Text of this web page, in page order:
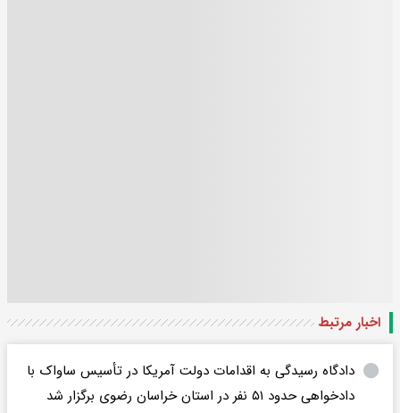
اخبار مرتبط
دادگاه رسیدگی به اقدامات دولت آمریکا در تأسیس ساواک با
دادخواهی حدود ۵۱ نفر در استان خراسان رضوی برگزار شد